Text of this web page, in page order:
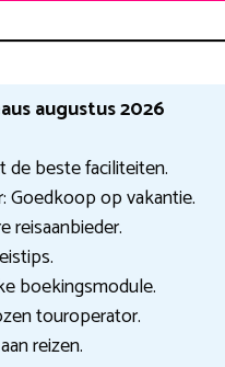
augustus 2026
de beste faciliteiten.
Goedkoop op vakantie.
reisaanbieder.
boekingsmodule.
touroperator.
reizen.